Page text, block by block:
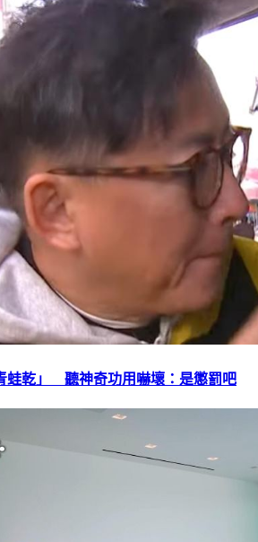
蛙乾」 聽神奇功用嚇壞：是懲罰吧